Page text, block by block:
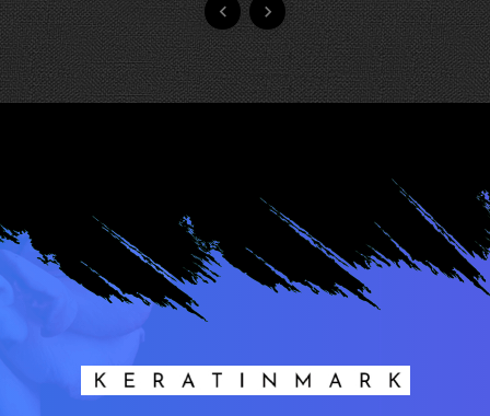
 